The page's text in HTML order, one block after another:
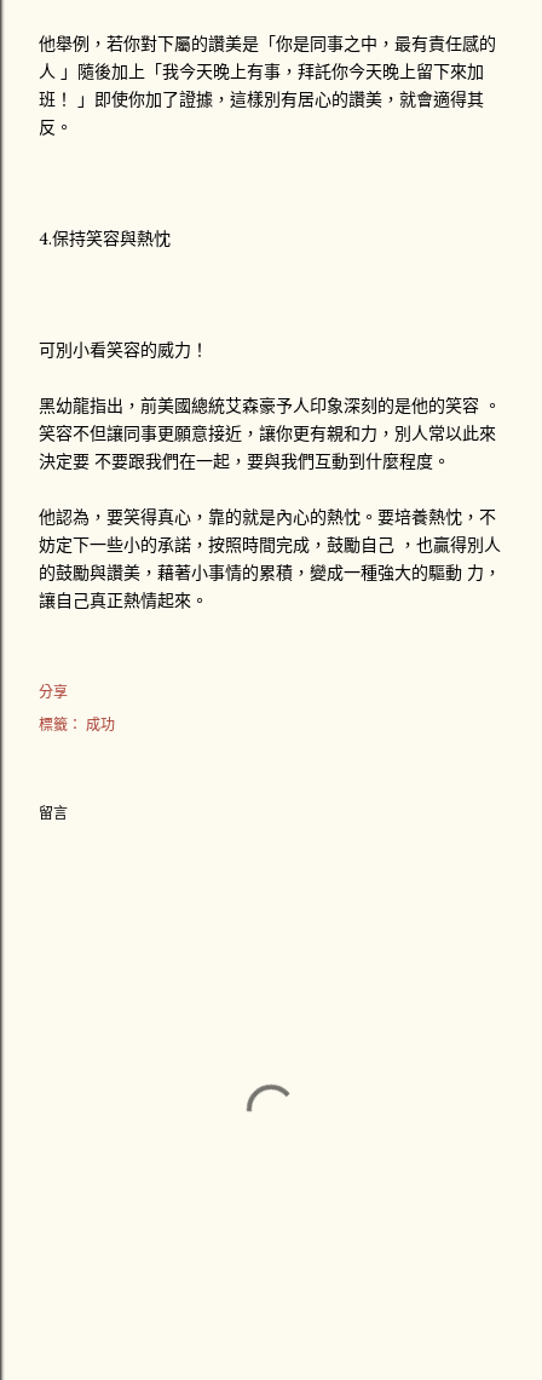
他舉例，若你對下屬的讚美是「你是同事之中，最有責任感的
人 」隨後加上「我今天晚上有事，拜託你今天晚上留下來加
班！ 」即使你加了證據，這樣別有居心的讚美，就會適得其
反。
4.保持笑容與熱忱
可別小看笑容的威力！
黑幼龍指出，前美國總統艾森豪予人印象深刻的是他的笑容 。
笑容不但讓同事更願意接近，讓你更有親和力，別人常以此來
決定要 不要跟我們在一起，要與我們互動到什麼程度。
他認為，要笑得真心，靠的就是內心的熱忱。要培養熱忱，不
妨定下一些小的承諾，按照時間完成，鼓勵自己 ，也贏得別人
的鼓勵與讚美，藉著小事情的累積，變成一種強大的驅動 力，
讓自己真正熱情起來。
分享
標籤： 成功
留言